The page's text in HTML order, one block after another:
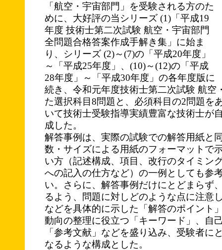
「航空・宇宙部門」を受験される方のた
めに、大好評の当シリーズ (1)「平成19
年度 技術士第二次試験 航空・宇宙部門
全問題合格答案作成手解き集」に始ま
り、シリーズ (2)～(7)の「平成20年度」
～「平成25年度」、(10)～(12)の「平成
28年度」～「平成30年度」の各年度版に
続き、令和元年度技術士第二次試験 航空
た選択科目8問題と、必須科目の2問題を
いて技術士受験指導実績豊富な技術士が
成した。
解答事例は、実際の試験での解答用紙と
数・サイズによる用紙のフォーマットで
い方（記述構成、項目、改行のタイミン
への記入の仕方など）の一例としても参
い。さらに、解答事例だけにとどまらず
るよう、問題に対しどのような点に注意
などを具体的に示した「解答のポイント
動向の整理に役立つ「キーワード」、自
「参考文献」などを盛り込み、受験者に
なるような構成とした。